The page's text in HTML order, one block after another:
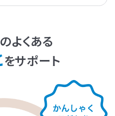
ホーム
よくある
をサポート